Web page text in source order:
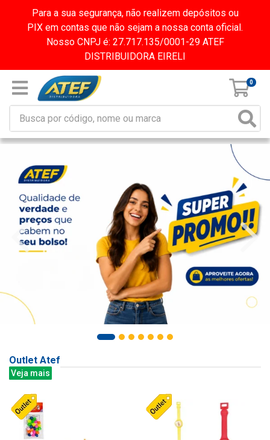
Para a sua segurança, não realizem depósitos ou
PIX em contas que não sejam a nossa conta oficial.
Nosso CNPJ é: 27.717.135/0001-29 ATEF
DISTRIBUIDORA EIRELI
0
Outlet Atef
Veja mais